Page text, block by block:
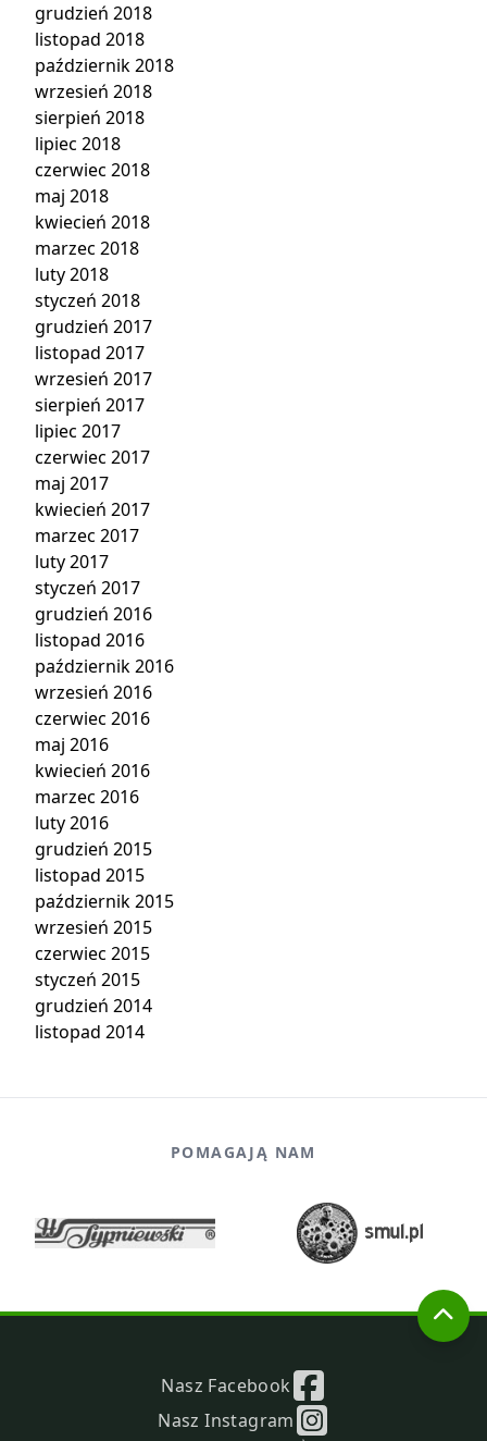
grudzień 2018
listopad 2018
październik 2018
wrzesień 2018
sierpień 2018
lipiec 2018
czerwiec 2018
maj 2018
kwiecień 2018
marzec 2018
luty 2018
styczeń 2018
grudzień 2017
listopad 2017
wrzesień 2017
sierpień 2017
lipiec 2017
czerwiec 2017
maj 2017
kwiecień 2017
marzec 2017
luty 2017
styczeń 2017
grudzień 2016
listopad 2016
październik 2016
wrzesień 2016
czerwiec 2016
maj 2016
kwiecień 2016
marzec 2016
luty 2016
grudzień 2015
listopad 2015
październik 2015
wrzesień 2015
czerwiec 2015
styczeń 2015
grudzień 2014
listopad 2014
POMAGAJĄ NAM
Nasz Facebook
Nasz Instagram